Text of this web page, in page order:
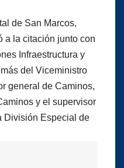
de San Marcos,
a la citación junto con
Infraestructura y
del Viceministro
general de Caminos,
y el supervisor
División Especial de